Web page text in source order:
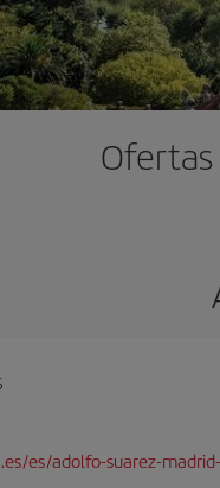
es/adolfo-suarez-